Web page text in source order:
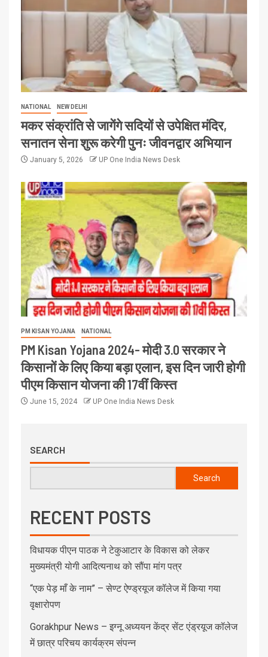
NATIONAL NEW DELHI
मकर संक्रांति से जागेंगे सदियों से उपेक्षित मंदिर,
सनातन सेना शुरू करेगी पुनः जीवनद्वार अभियान
January 5, 2026 UP One India News Desk
PM KISAN YOJANA NATIONAL
PM Kisan Yojana 2024- मोदी 3.0 सरकार ने
किसानों के लिए किया बड़ा एलान, इस दिन जारी होगी
पीएम किसान योजना की 17वीं किस्त
June 15, 2024 UP One India News Desk
SEARCH
Search
RECENT POSTS
विधायक पीएन पाठक ने टेकुआटार के विकास को लेकर
मुख्यमंत्री योगी आदित्यनाथ को सौंपा मांग पत्र
“एक पेड़ माँ के नाम” – सेण्ट ऐण्ड्रयूज कॉलेज में किया गया
वृक्षारोपण
Gorakhpur News – इग्नू अध्ययन केंद्र सेंट एंड्रयूज कॉलेज
में छात्र परिचय कार्यक्रम संपन्न